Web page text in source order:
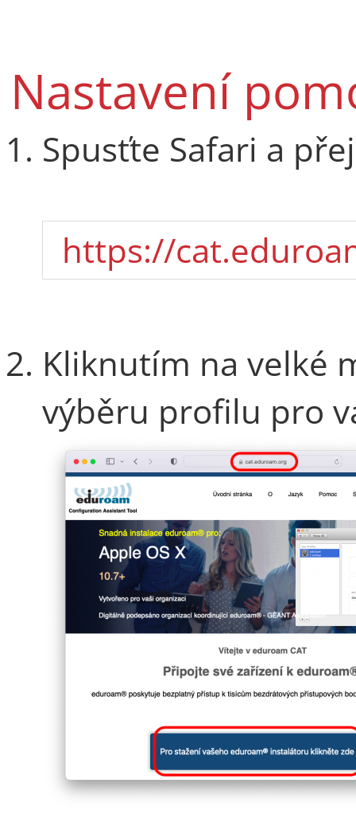
Nastavení
Spusťte Safari a
https://
Kliknutím na velké
výběru profilu pro